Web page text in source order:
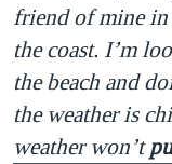
friend of mine
the coast. I’m
the beach and
the weather is
weather won’t